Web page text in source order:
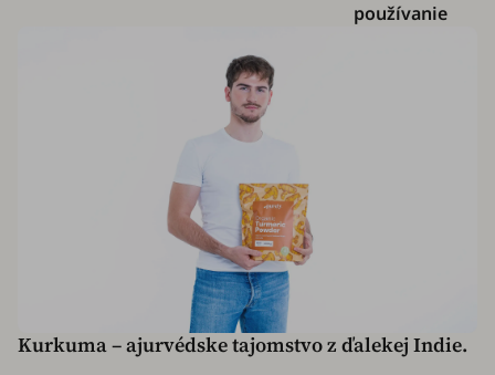
používanie
Kurkuma – ajurvédske tajomstvo z ďalekej Indie.